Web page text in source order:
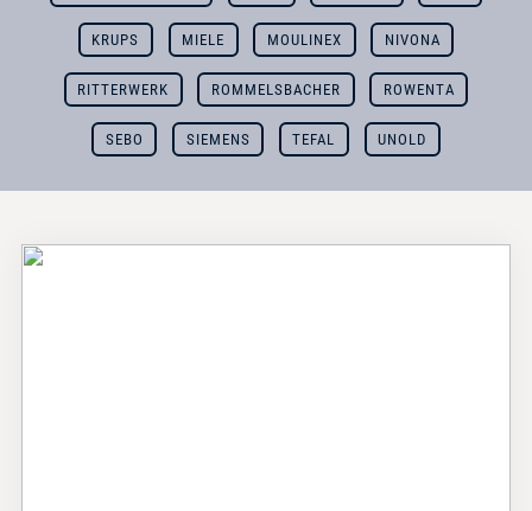
KRUPS MIELE MOULINEX NIVONA
RITTERWERK ROMMELSBACHER ROWENTA
SEBO SIEMENS TEFAL UNOLD